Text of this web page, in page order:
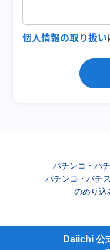
個人情報の取り扱い
パチンコ・パ
パチンコ・パチ
のめり込
Daiichi 公